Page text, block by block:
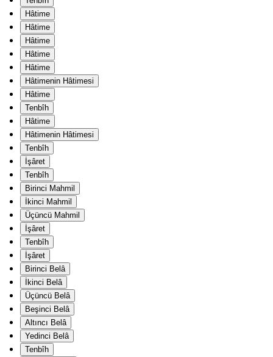
Hâtime
Hâtime
Hâtime
Hâtime
Hâtime
Hâtimenin Hâtimesi
Hâtime
Tenbîh
Hâtime
Hâtimenin Hâtimesi
Tenbîh
İşâret
Tenbîh
Birinci Mahmil
İkinci Mahmil
Üçüncü Mahmil
İşâret
Tenbîh
İşâret
Birinci Belâ
İkinci Belâ
Üçüncü Belâ
Beşinci Belâ
Altıncı Belâ
Yedinci Belâ
Tenbîh